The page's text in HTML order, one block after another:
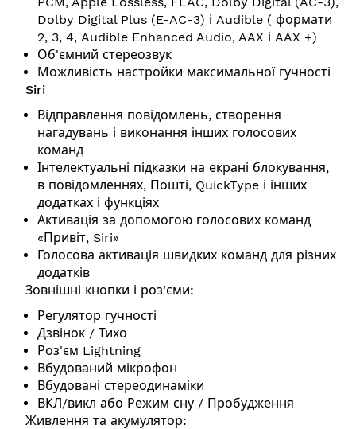
Dolby Digital Plus (E-AC-3) і Audible ( формати
2, 3, 4, Audible Enhanced Audio, AAX і AAX +)
Об'ємний стереозвук
Можливість настройки максимальної гучності
Siri
Відправлення повідомлень, створення
нагадувань і виконання інших голосових
команд
Інтелектуальні підказки на екрані блокування,
в повідомленнях, Пошті, QuickType і інших
додатках і функціях
Активація за допомогою голосових команд
«Привіт, Siri»
Голосова активація швидких команд для різних
додатків
Зовнішні кнопки і роз'єми:
Регулятор гучності
Дзвінок / Тихо
Роз'єм Lightning
Вбудований мікрофон
Вбудовані стереодинаміки
ВКЛ/викл або Режим сну / Пробудження
Живлення та акумулятор: